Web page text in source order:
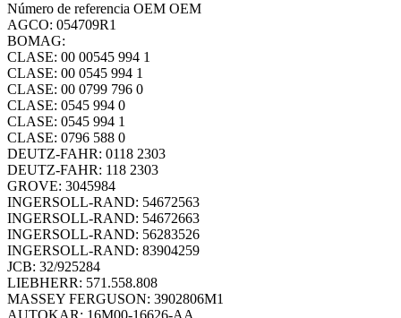
Número de referencia OEM OEM
AGCO: 054709R1
BOMAG:
CLASE: 00 00545 994 1
CLASE: 00 0545 994 1
CLASE: 00 0799 796 0
CLASE: 0545 994 0
CLASE: 0545 994 1
CLASE: 0796 588 0
DEUTZ-FAHR: 0118 2303
DEUTZ-FAHR: 118 2303
GROVE: 3045984
INGERSOLL-RAND: 54672563
INGERSOLL-RAND: 54672663
INGERSOLL-RAND: 56283526
INGERSOLL-RAND: 83904259
JCB: 32/925284
LIEBHERR: 571.558.808
MASSEY FERGUSON: 3902806M1